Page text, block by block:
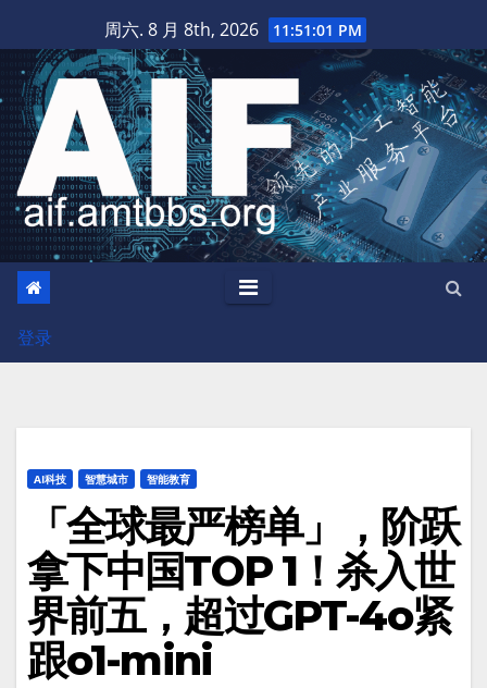
至
内
容
周六. 8 月 8th, 2026 11:51:01 PM
登录
AI科技 智慧城市 智能教育
「全球最严榜单」，阶跃
拿下中国TOP 1！杀入世
界前五，超过GPT-4o紧
跟o1-mini